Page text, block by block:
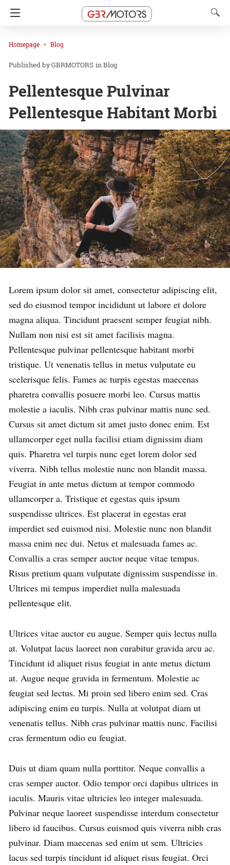
Homepage Blog
GBRMOTORS inBlog
Pellentesque Pulvinar
Pellentesque Habitant Morbi
Lorem ipsum dolor sit amet, consectetur adipiscing elit,
sed do eiusmod tempor incididunt ut labore et dolore
magna aliqua. Tincidunt praesent semper feugiat nibh.
Nullam non nisi est sit amet facilisis magna.
Pellentesque pulvinar pellentesque habitant morbi
tristique. Ut venenatis tellus in metus vulputate eu
scelerisque felis. Fames ac turpis egestas maecenas
pharetra convallis posuere morbi leo. Cursus mattis
molestie a iaculis. Nibh cras pulvinar mattis nunc sed.
Cursus sit amet dictum sit amet justo donec enim. Est
ullamcorper eget nulla facilisi etiam dignissim diam
quis. Pharetra vel turpis nunc eget lorem dolor sed
viverra. Nibh tellus molestie nunc non blandit massa.
Feugiat in ante metus dictum at tempor commodo
ullamcorper a. Tristique et egestas quis ipsum
suspendisse ultrices. Est placerat in egestas erat
imperdiet sed euismod nisi. Molestie nunc non blandit
massa enim nec dui. Netus et malesuada fames ac.
Convallis a cras semper auctor neque vitae tempus.
Risus pretium quam vulputate dignissim suspendisse in.
Ultrices mi tempus imperdiet nulla malesuada
pellentesque elit.
Ultrices vitae auctor eu augue. Semper quis lectus nulla
at. Volutpat lacus laoreet non curabitur gravida arcu ac.
Tincidunt id aliquet risus feugiat in ante metus dictum
at. Augue neque gravida in fermentum. Molestie ac
feugiat sed lectus. Mi proin sed libero enim sed. Cras
adipiscing enim eu turpis. Nulla at volutpat diam ut
venenatis tellus. Nibh cras pulvinar mattis nunc. Facilisi
cras fermentum odio eu feugiat.
Duis ut diam quam nulla porttitor. Neque convallis a
cras semper auctor. Odio tempor orci dapibus ultrices in
iaculis. Mauris vitae ultricies leo integer malesuada.
Pulvinar neque laoreet suspendisse interdum consectetur
libero id faucibus. Cursus euismod quis viverra nibh cras
pulvinar. Diam maecenas sed enim ut sem. Ultricies
lacus sed turpis tincidunt id aliquet risus feugiat. Orci